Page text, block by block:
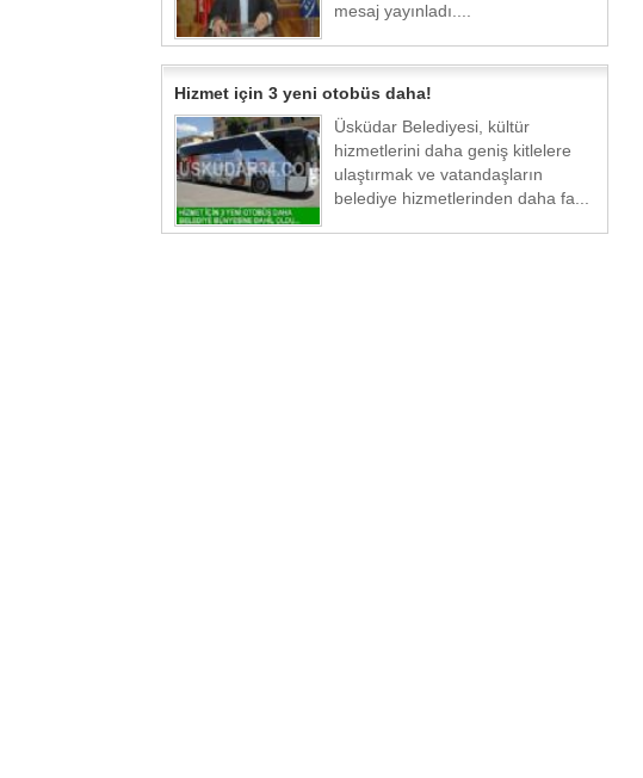
mesaj yayınladı....
Hizmet için 3 yeni otobüs daha!
Üsküdar Belediyesi, kültür
hizmetlerini daha geniş kitlelere
ulaştırmak ve vatandaşların
belediye hizmetlerinden daha fa...